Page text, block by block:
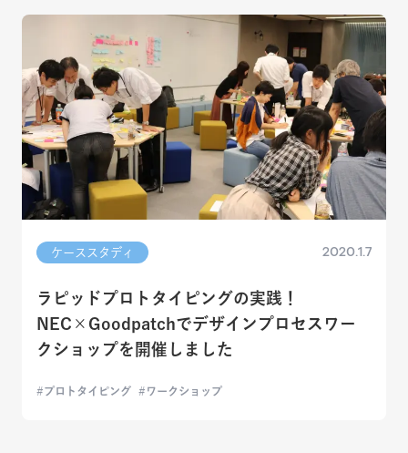
ケーススタディ 2020.1.7
ラピッドプロトタイピングの実践！
NEC×Goodpatchでデザインプロセスワー
クショップを開催しました
プロトタイピング ワークショップ